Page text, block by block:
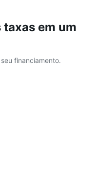
em um
financiamento.